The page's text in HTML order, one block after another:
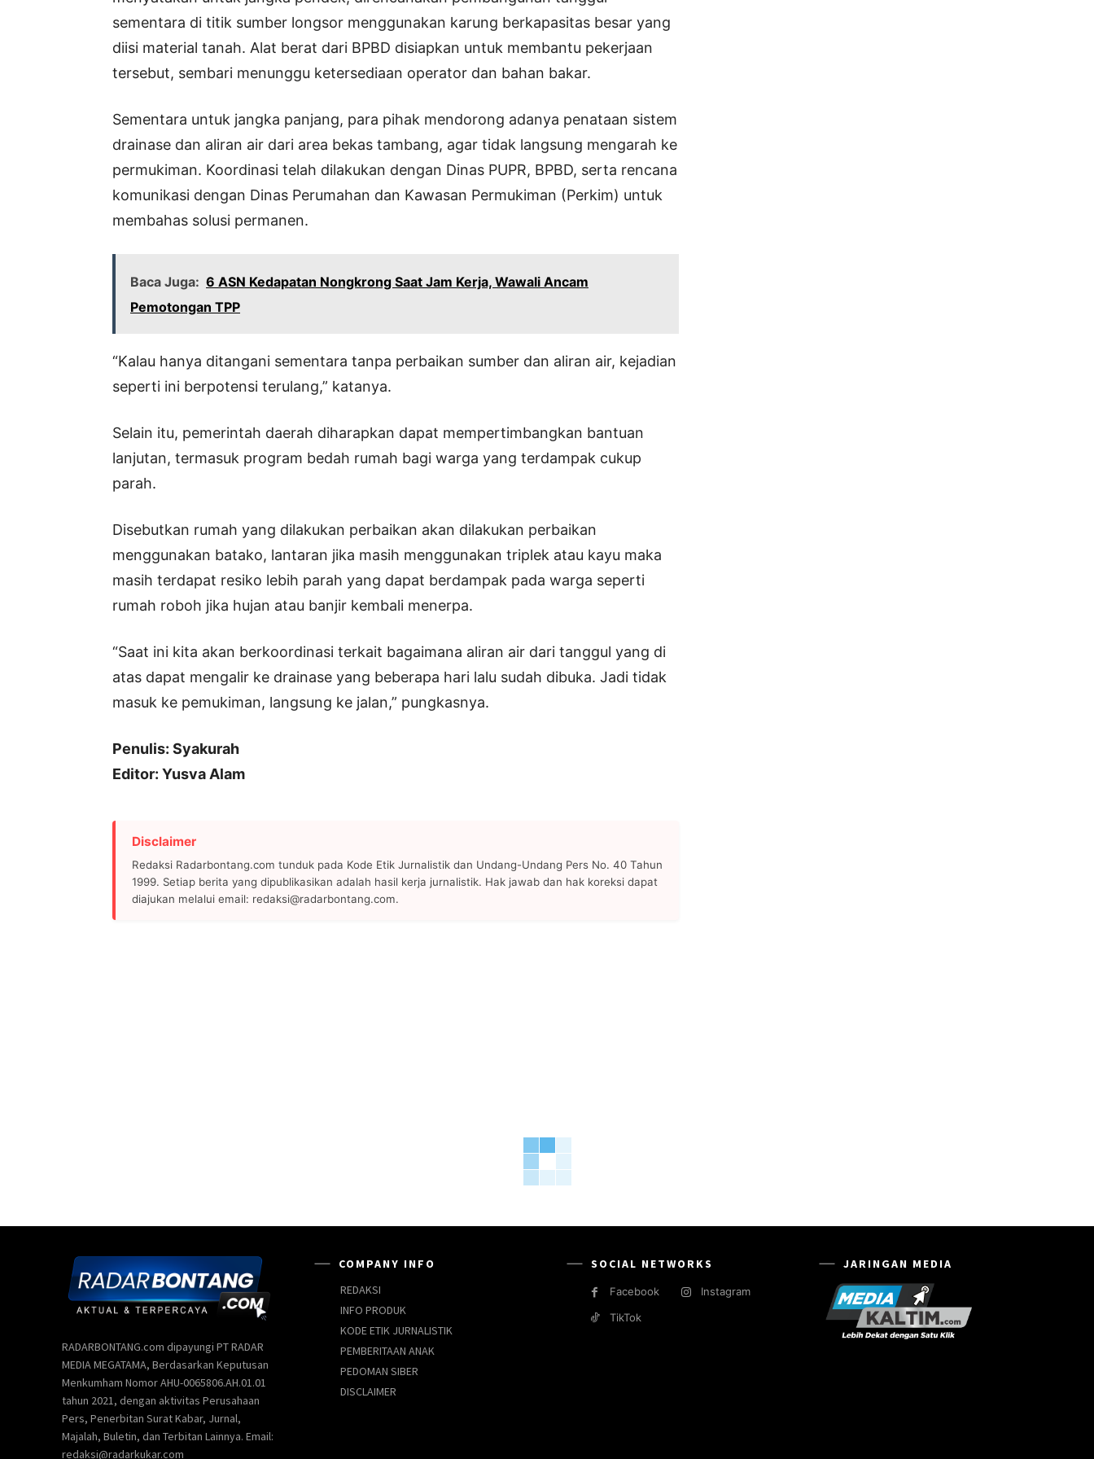
sementara di titik sumber longsor menggunakan karung berkapasitas besar yang
diisi material tanah. Alat berat dari BPBD disiapkan untuk membantu pekerjaan
tersebut, sembari menunggu ketersediaan operator dan bahan bakar.
Sementara untuk jangka panjang, para pihak mendorong adanya penataan sistem
drainase dan aliran air dari area bekas tambang, agar tidak langsung mengarah ke
permukiman. Koordinasi telah dilakukan dengan Dinas PUPR, BPBD, serta rencana
komunikasi dengan Dinas Perumahan dan Kawasan Permukiman (Perkim) untuk
membahas solusi permanen.
Baca Juga: 6 ASN Kedapatan Nongkrong Saat Jam Kerja, Wawali Ancam
Pemotongan TPP
“Kalau hanya ditangani sementara tanpa perbaikan sumber dan aliran air, kejadian
seperti ini berpotensi terulang,” katanya.
Selain itu, pemerintah daerah diharapkan dapat mempertimbangkan bantuan
lanjutan, termasuk program bedah rumah bagi warga yang terdampak cukup
parah.
Disebutkan rumah yang dilakukan perbaikan akan dilakukan perbaikan
menggunakan batako, lantaran jika masih menggunakan triplek atau kayu maka
masih terdapat resiko lebih parah yang dapat berdampak pada warga seperti
rumah roboh jika hujan atau banjir kembali menerpa.
“Saat ini kita akan berkoordinasi terkait bagaimana aliran air dari tanggul yang di
atas dapat mengalir ke drainase yang beberapa hari lalu sudah dibuka. Jadi tidak
masuk ke pemukiman, langsung ke jalan,” pungkasnya.
Penulis: Syakurah
Editor: Yusva Alam
Disclaimer
Redaksi Radarbontang.com tunduk pada Kode Etik Jurnalistik dan Undang-Undang Pers No. 40 Tahun
1999. Setiap berita yang dipublikasikan adalah hasil kerja jurnalistik. Hak jawab dan hak koreksi dapat
diajukan melalui email: redaksi@radarbontang.com.
RADARBONTANG.com dipayungi PT RADAR
MEDIA MEGATAMA, Berdasarkan Keputusan
Menkumham Nomor AHU-0065806.AH.01.01
tahun 2021, dengan aktivitas Perusahaan
Pers, Penerbitan Surat Kabar, Jurnal,
Majalah, Buletin, dan Terbitan Lainnya. Email:
redaksi@radarkukar.com
COMPANY INFO
REDAKSI
INFO PRODUK
KODE ETIK JURNALISTIK
PEMBERITAAN ANAK
PEDOMAN SIBER
DISCLAIMER
SOCIAL NETWORKS
Facebook
Instagram
TikTok
JARINGAN MEDIA